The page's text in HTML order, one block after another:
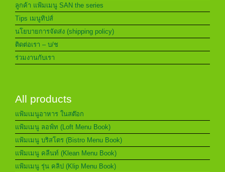
ลูกค้า แฟ้มเมนู SAN the series
Tips เมนูทิปส์
นโยบายการจัดส่ง (shipping policy)
ติดต่อเรา – บ/ช
ร่วมงานกับเรา
All products
แฟ้มเมนูอาหาร ในสต๊อก
แฟ้มเมนู ลอฟ์ท (Loft Menu Book)
แฟ้มเมนู บริสโตร (Bistro Menu Book)
แฟ้มเมนู คลีนท์ (Klean Menu Book)
แฟ้มเมนู รุ่น คลิป (Klip Menu Book)